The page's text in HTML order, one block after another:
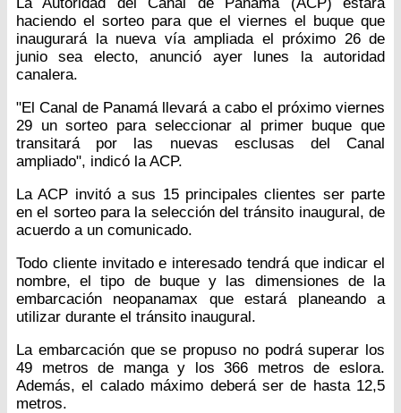
haciendo el sorteo para que el viernes el buque que
inaugurará la nueva vía ampliada el próximo 26 de
junio sea electo, anunció ayer lunes la autoridad
canalera.
"El Canal de Panamá llevará a cabo el próximo viernes
29 un sorteo para seleccionar al primer buque que
transitará por las nuevas esclusas del Canal
ampliado", indicó la ACP.
La ACP invitó a sus 15 principales clientes ser parte
en el sorteo para la selección del tránsito inaugural, de
acuerdo a un comunicado.
Todo cliente invitado e interesado tendrá que indicar el
nombre, el tipo de buque y las dimensiones de la
embarcación neopanamax que estará planeando a
utilizar durante el tránsito inaugural.
La embarcación que se propuso no podrá superar los
49 metros de manga y los 366 metros de eslora.
Además, el calado máximo deberá ser de hasta 12,5
metros.